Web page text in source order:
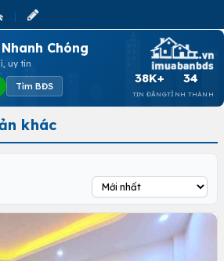
Nhanh Chóng
uy tín
Tìm BĐS
38K+
TIN ĐĂNG
34
TỈNH THÀNH
khác